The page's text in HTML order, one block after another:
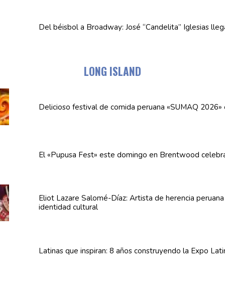
Del béisbol a Broadway: José “Candelita” Iglesias
LONG ISLAND
Delicioso festival de comida peruana «SUMAQ
El «Pupusa Fest» este domingo en Brentwood
Eliot Lazare Salomé-Díaz: Artista de herencia
identidad cultural
Latinas que inspiran: 8 años construyendo la Expo